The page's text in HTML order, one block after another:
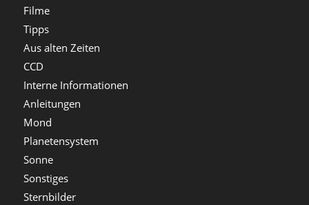
Filme
Tipps
Aus alten Zeiten
CCD
Interne Informationen
Anleitungen
Mond
Planetensystem
Sonne
Sonstiges
Sternbilder